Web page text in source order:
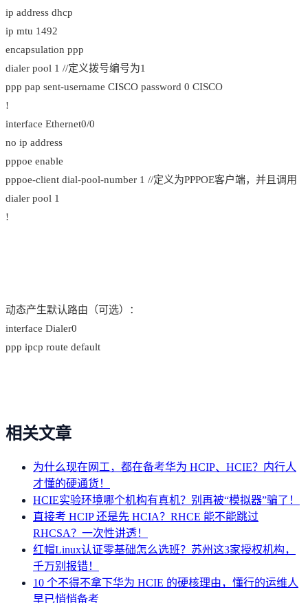
ip address dhcp
ip mtu 1492
encapsulation ppp
dialer pool 1 //定义拨号编号为1
ppp pap sent-username CISCO password 0 CISCO
!
interface Ethernet0/0
no ip address
pppoe enable
pppoe-client dial-pool-number 1 //定义为PPPOE客户端，并且调用
dialer pool 1
!
动态产生默认路由（可选）：
interface Dialer0
ppp ipcp route default
相关文章
为什么现在网工，都在备考华为 HCIP、HCIE？内行人
才懂的硬通货！
HCIE实验环境哪个机构有真机？别再被“模拟器”骗了！
直接考 HCIP 还是先 HCIA？RHCE 能不能跳过
RHCSA？一次性讲透！
红帽Linux认证零基础怎么选班？苏州这3家授权机构，
千万别报错！
10 个不得不拿下华为 HCIE 的硬核理由，懂行的运维人
早已悄悄备考